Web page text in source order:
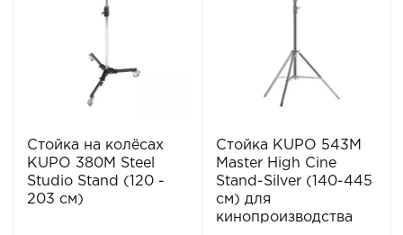
Стойка на колёсах
KUPO 380M Steel
Studio Stand (120 -
203 см)
Стойка KUPO 543M
Master High Cine
Stand-Silver (140-445
см) для
кинопроизводства